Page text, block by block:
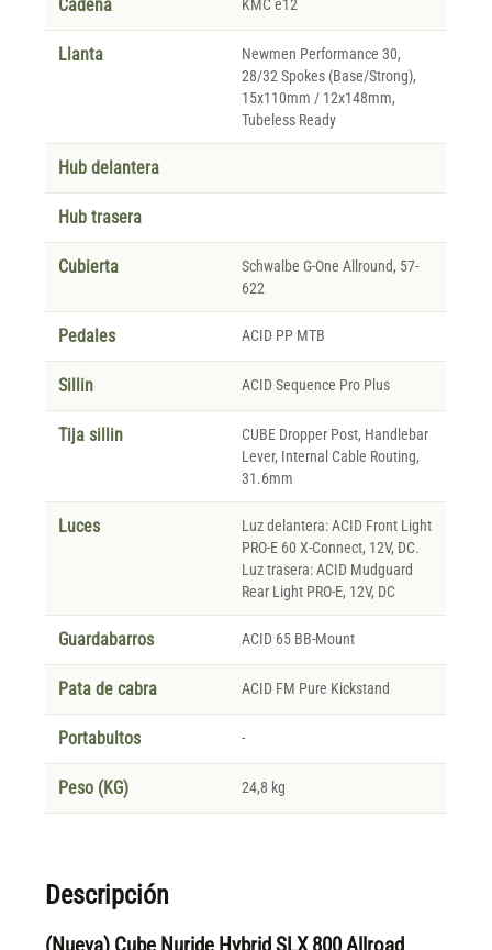
Cadena KMC e12
Llanta
Newmen Performance 30,
28/32 Spokes (Base/Strong),
15x110mm / 12x148mm,
Tubeless Ready
Hub delantera
Hub trasera
Cubierta
Schwalbe G-One Allround, 57-
622
Pedales ACID PP MTB
Sillin ACID Sequence Pro Plus
Tija sillin
CUBE Dropper Post, Handlebar
Lever, Internal Cable Routing,
31.6mm
Luces
Luz delantera: ACID Front Light
PRO-E 60 X-Connect, 12V, DC.
Luz trasera: ACID Mudguard
Rear Light PRO-E, 12V, DC
Guardabarros ACID 65 BB-Mount
Pata de cabra ACID FM Pure Kickstand
Portabultos -
Peso (KG) 24,8 kg
Descripción